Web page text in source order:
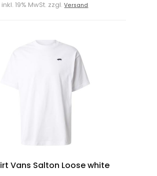
inkl. 19% MwSt. zzgl.Versand
Vans Salton Loose white